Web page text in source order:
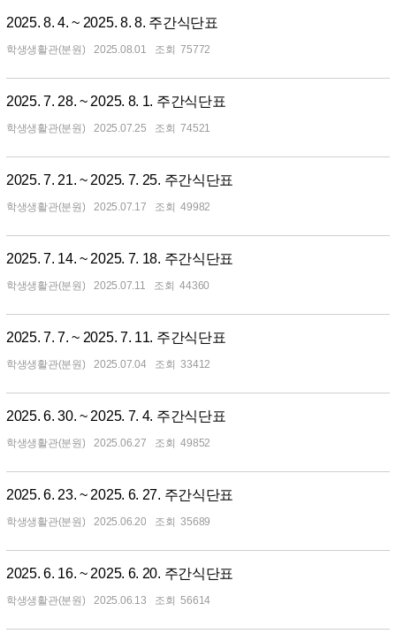
2025. 8. 4. ~ 2025. 8. 8. 주간식단표
학생생활관(분원) 2025.08.01 75772
2025. 7. 28. ~ 2025. 8. 1. 주간식단표
학생생활관(분원) 2025.07.25 74521
2025. 7. 21. ~ 2025. 7. 25. 주간식단표
학생생활관(분원) 2025.07.17 49982
2025. 7. 14. ~ 2025. 7. 18. 주간식단표
학생생활관(분원) 2025.07.11 44360
2025. 7. 7. ~ 2025. 7. 11. 주간식단표
학생생활관(분원) 2025.07.04 33412
2025. 6. 30. ~ 2025. 7. 4. 주간식단표
학생생활관(분원) 2025.06.27 49852
2025. 6. 23. ~ 2025. 6. 27. 주간식단표
학생생활관(분원) 2025.06.20 35689
2025. 6. 16. ~ 2025. 6. 20. 주간식단표
학생생활관(분원) 2025.06.13 56614